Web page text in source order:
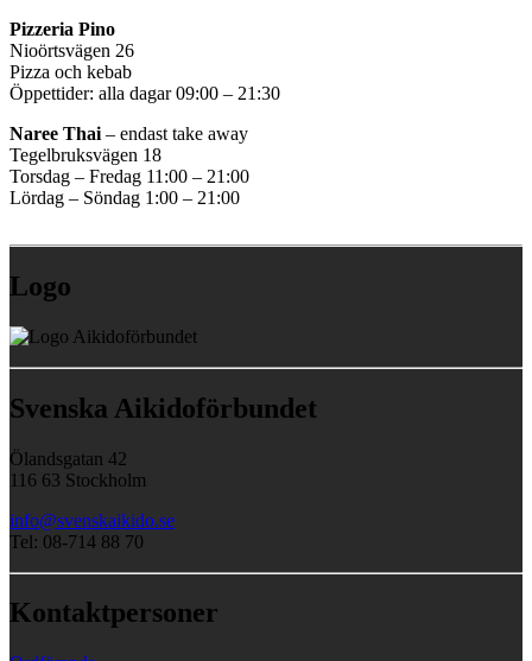
Pizzeria Pino
Nioörtsvägen 26
Pizza och kebab
Öppettider: alla dagar 09:00 – 21:30
Naree Thai – endast take away
Tegelbruksvägen 18
Torsdag – Fredag 11:00 – 21:00
Lördag – Söndag 1:00 – 21:00
Logo
Svenska Aikidoförbundet
Ölandsgatan 42
116 63 Stockholm
info@svenskaikido.se
Tel: 08-714 88 70
Kontaktpersoner